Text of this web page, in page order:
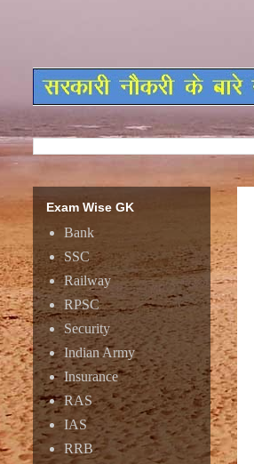
Exam Wise GK
Bank
SSC
Railway
RPSC
Security
Indian Army
Insurance
RAS
IAS
RRB